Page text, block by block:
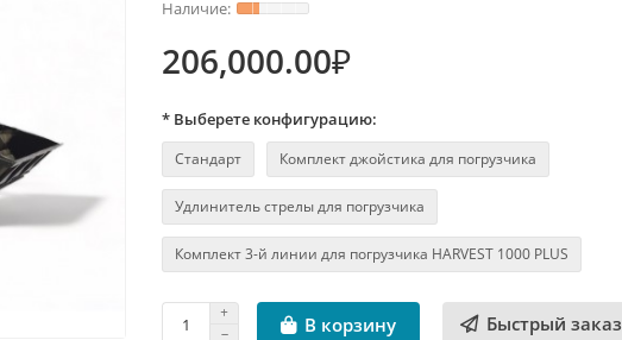
206,000.00₽
* Выберете конфигурацию:
Стандарт Комплект джойстика для погрузчика
Удлинитель стрелы для погрузчика
Комплект 3-й линии для погрузчика HARVEST 1000 PLUS
В корзину Быстрый заказ